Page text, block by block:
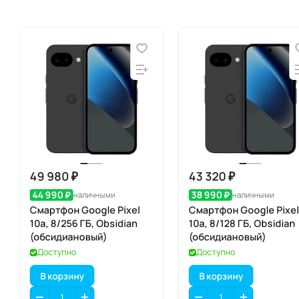
49 980 ₽
44 990 ₽ наличными
Смартфон Google Pixel
10a, 8/256 ГБ, Obsidian
(обсидиановый)
Доступно
В корзину
43 320 ₽
38 990 ₽ наличными
Смартфон Google Pixel
10a, 8/128 ГБ, Obsidian
(обсидиановый)
Доступно
В корзину